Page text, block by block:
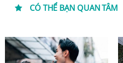
CÓ THỂ BẠN QUAN TÂM